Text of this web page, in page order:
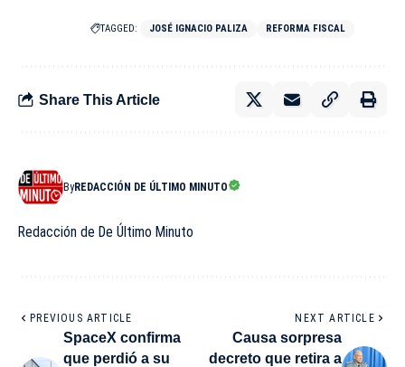
TAGGED: JOSÉ IGNACIO PALIZA REFORMA FISCAL
Share This Article
ByREDACCIÓN DE ÚLTIMO MINUTO
Redacción de De Último Minuto
PREVIOUS ARTICLE
SpaceX confirma
que perdió a su
NEXT ARTICLE
Causa sorpresa
decreto que retira a